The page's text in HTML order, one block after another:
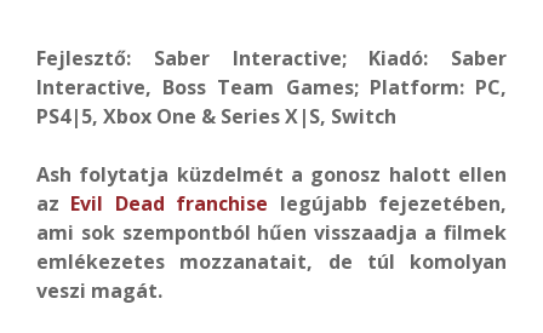
Fejlesztő: Saber Interactive; Kiadó: Saber
Interactive, Boss Team Games; Platform: PC,
PS4|5, Xbox One & Series X|S, Switch
Ash folytatja küzdelmét a gonosz halott ellen
az Evil Dead franchise legújabb fejezetében,
ami sok szempontból hűen visszaadja a filmek
emlékezetes mozzanatait, de túl komolyan
veszi magát.